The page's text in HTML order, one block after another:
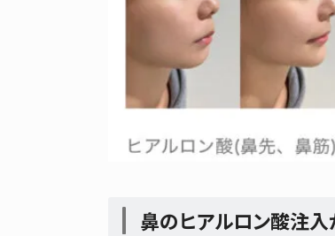
鼻のヒアルロン酸注